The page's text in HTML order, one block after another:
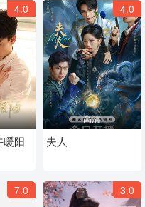
4.0
暖阳
4.0
高清
夫人
7.0 3.0